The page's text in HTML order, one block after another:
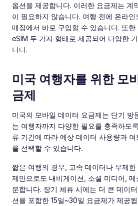
옵션을 제공합니다. 이러한 요금제는 계
이 필요하지 않습니다. 여행 전에 온라
매장에서 바로 구입할 수 있습니다. 또
eSIM 두 가지 형태로 제공되어 다양한
니다.
미국 여행자를 위한 모
금제
미국의 모바일 데이터 요금제는 단기 방
는 여행자까지 다양한 필요를 충족하도
류 기간에 따라 예상 데이터 사용량과
를 선택할 수 있습니다.
짧은 여행의 경우, 고속 데이터나 무제
제만으로도 내비게이션, 소셜 미디어,
분합니다. 장기 체류 시에는 더 큰 데이
션을 포함한 15일~30일 요금제가 제공